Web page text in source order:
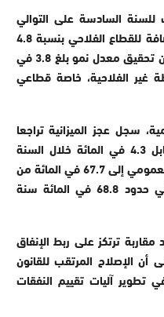
للسنة السادسة على التوالي
وما ترتب عنه من تراجع القيمة المضافة للقطاع الفلاحي بنسبة 4.8
في المائة، تمكن الاقتصاد الوطني من تحقيق معدل نمو بلغ 3.8 في
غير الفلاحية، خاصة قطاعي
سجل عجز الميزانية تراجعا
إلى 3.8 في المائة سنة 2024، مقابل 4.3 في المائة خلال السنة
السابقة، بينما انخفضت نسبة الدين العمومي إلى 67.7 في المائة من
الناتج الداخلي الخام، بعدما كانت في حدود 68.8 في المائة سنة
ترتكز على ربط الإنفاق
أن الإصلاح المرتقب للقانون
تطوير آليات تقييم النفقات